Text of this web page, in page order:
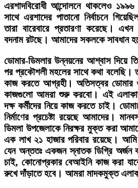
এরশাদবিরোধী আন্দোলনে থাকলেও ১৯৯৬
সাথে এরশাদের পাতানো নির্বাচনে
তারা বারেবারে প্রতারণা করেছে। এখন
বদনাম রটছে। আমাদের সকলকে সাবধান
ডোমার-ডিমলার উন্নয়নের আশ্বাস দিয়ে
পর প্রকৌশলী মহলের সাথে কথা বলেছি।
কাজ করতে আগ্রহী। অতিসত্বর ডোমার
কাজগুলো আমরা শুরু করবো। এই
দক্ষ কর্মীদের নিয়ে কাজ করতে চাই।
নির্মাণের প্রচেষ্টা রয়েছে আমাদের।
ডিমলা উপজেলাকে নিরক্ষর মুক্ত করা
এক লাখ ২১ হাজার পরিবার রয়েছে।
যেন অন্ততঃ একজন স্নাতক ডিগ্রি
চাই, কোনোপ্রকার বেআইনি কাজ করা
রুখে দাঁড়াতে হবে। আমরা মাদকমুক্ত